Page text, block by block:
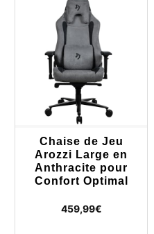
Chaise de Jeu
Arozzi Large en
Anthracite pour
Confort Optimal
459,99€